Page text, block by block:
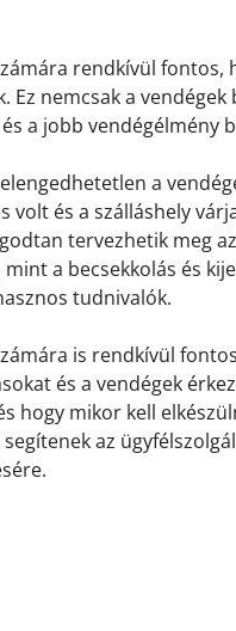
rendkívül
Ez nemcsak a
a jobb vendégélmény
a
volt és a szálláshely
tervezhetik meg
a becsekkolás és
tudnivalók.
is rendkívül
és a vendégek
hogy mikor kell
az